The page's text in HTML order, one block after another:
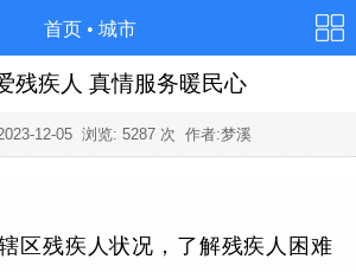
首页 • 城市
残疾人 真情服务暖民心
12-05浏览: 5287 次 作者:梦溪
区残疾人状况，了解残疾人困难